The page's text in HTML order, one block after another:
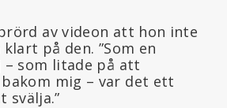
av videon att hon inte
på den. ”Som en
som litade på att
mig – var det ett